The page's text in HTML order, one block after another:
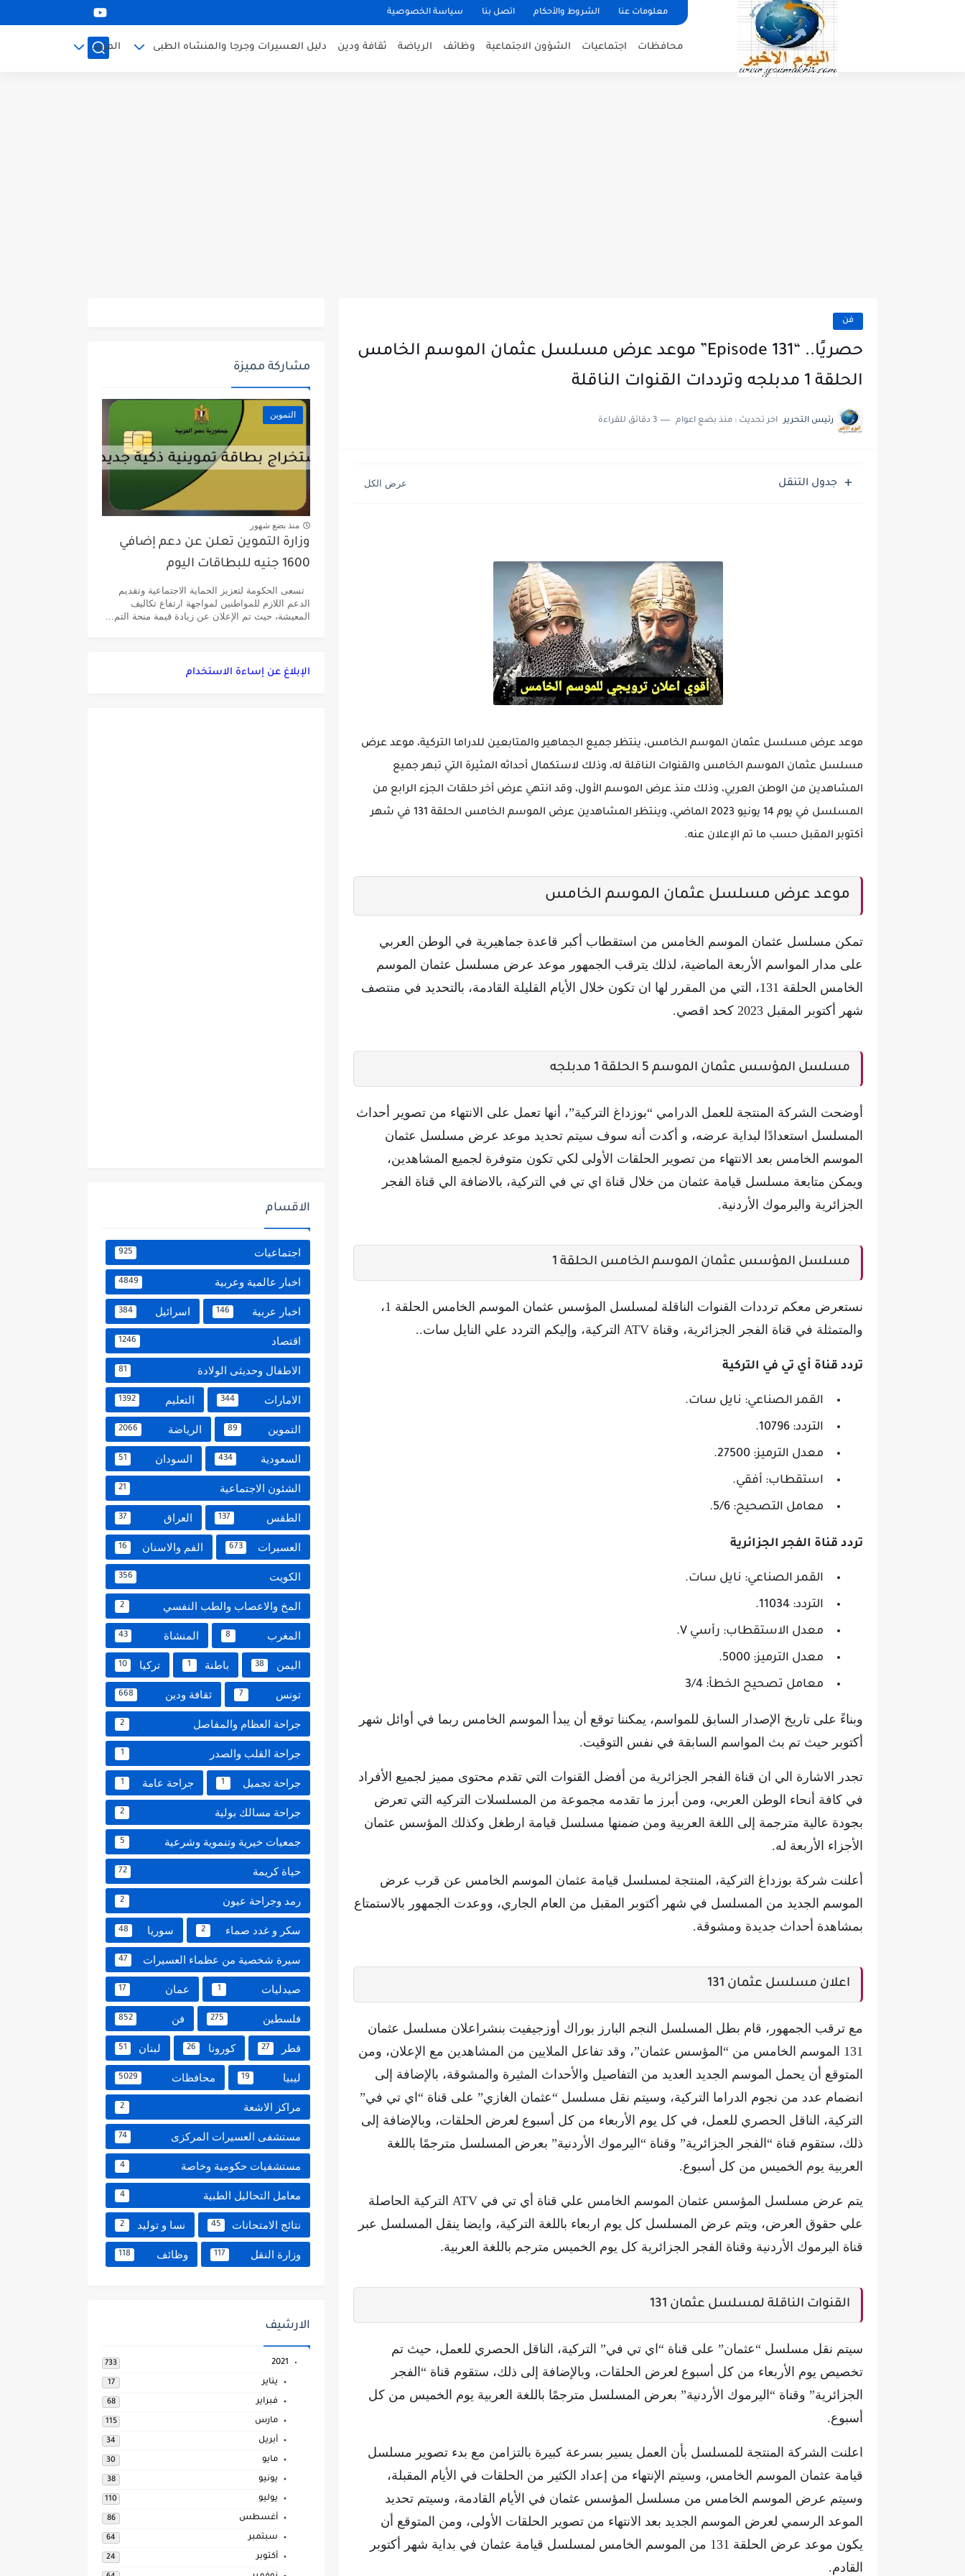
معلومات عنا الشروط والأحكام اتصل بنا سياسة الخصوصية
محافظات اجتماعيات الشؤون الاجتماعية وظائف الرياضة ثقافة ودين دليل العسيرات وجرجا والمنشاه الطبى المزيد
فن
حصريًا.. “Episode 131” موعد عرض مسلسل عثمان الموسم الخامس
الحلقة 1 مدبلجه وترددات القنوات الناقلة
رئيس التحرير اخر تحديث : منذ بضع اعوام 3 دقائق للقراءة
جدول التنقل
موعد عرض مسلسل عثمان الموسم الخامس، ينتظر جميع الجماهير والمتابعين للدراما التركية، موعد عرض
مسلسل عثمان الموسم الخامس والقنوات الناقلة له، وذلك لاستكمال أحداثه المثيرة التي تبهر جميع
المشاهدين من الوطن العربي، وذلك منذ عرض الموسم الأول، وقد انتهي عرض أخر حلقات الجزء الرابع من
المسلسل في يوم 14 يونيو 2023 الماضي، وينتظر المشاهدين عرض الموسم الخامس الحلقة 131 في شهر
أكتوبر المقبل حسب ما تم الإعلان عنه.
موعد عرض مسلسل عثمان الموسم الخامس
تمكن مسلسل عثمان الموسم الخامس من استقطاب أكبر قاعدة جماهيرية في الوطن العربي
على مدار المواسم الأربعة الماضية، لذلك يترقب الجمهور موعد عرض مسلسل عثمان الموسم
الخامس الحلقة 131، التي من المقرر لها ان تكون خلال الأيام القليلة القادمة، بالتحديد في منتصف
شهر أكتوبر المقبل 2023 كحد اقصي.
مسلسل المؤسس عثمان الموسم 5 الحلقة 1 مدبلجه
أوضحت الشركة المنتجة للعمل الدرامي “بوزداغ التركية”، أنها تعمل على الانتهاء من تصوير أحداث
المسلسل استعدادًا لبداية عرضه، و أكدت أنه سوف سيتم تحديد موعد عرض مسلسل عثمان
الموسم الخامس بعد الانتهاء من تصوير الحلقات الأولى لكي تكون متوفرة لجميع المشاهدين،
ويمكن متابعة مسلسل قيامة عثمان من خلال قناة اي تي في التركية، بالاضافة الي قناة الفجر
الجزائرية واليرموك الأردنية.
مسلسل المؤسس عثمان الموسم الخامس الحلقة 1
نستعرض معكم ترددات القنوات الناقلة لمسلسل المؤسس عثمان الموسم الخامس الحلقة 1،
والمتمثلة في قناة الفجر الجزائرية، وقناة ATV التركية، وإليكم التردد علي النايل سات..
تردد قناة أي تي في التركية
القمر الصناعي: نايل سات.
التردد: 10796.
معدل الترميز: 27500.
استقطاب: أفقي.
معامل التصحيح: 5/6.
تردد قناة الفجر الجزائرية
القمر الصناعي: نايل سات.
التردد: 11034.
معدل الاستقطاب: رأسي V.
معدل الترميز: 5000.
معامل تصحيح الخطأ: 3/4
وبناءً على تاريخ الإصدار السابق للمواسم، يمكننا توقع أن يبدأ الموسم الخامس ربما في أوائل شهر
أكتوبر حيث تم بث المواسم السابقة في نفس التوقيت.
تجدر الاشارة الي ان قناة الفجر الجزائرية من أفضل القنوات التي تقدم محتوى مميز لجميع الأفراد
في كافة أنحاء الوطن العربي، ومن أبرز ما تقدمه مجموعة من المسلسلات التركيه التي تعرض
بجودة عالية مترجمة إلى اللغة العربية ومن ضمنها مسلسل قيامة ارطغل وكذلك المؤسس عثمان
الأجزاء الأربعة له.
أعلنت شركة بوزداغ التركية، المنتجة لمسلسل قيامة عثمان الموسم الخامس عن قرب عرض
الموسم الجديد من المسلسل في شهر أكتوبر المقبل من العام الجاري، ووعدت الجمهور بالاستمتاع
بمشاهدة أحداث جديدة ومشوقة.
اعلان مسلسل عثمان 131
مع ترقب الجمهور، قام بطل المسلسل النجم البارز بوراك أوزجيفيت بنشراعلان مسلسل عثمان
131 الموسم الخامس من “المؤسس عثمان”، وقد تفاعل الملايين من المشاهدين مع الإعلان، ومن
المتوقع أن يحمل الموسم الجديد العديد من التفاصيل والأحداث المثيرة والمشوقة، بالإضافة إلى
انضمام عدد من نجوم الدراما التركية، وسيتم نقل مسلسل “عثمان الغازي” على قناة “اي تي في”
التركية، الناقل الحصري للعمل، في كل يوم الأربعاء من كل أسبوع لعرض الحلقات، وبالإضافة إلى
ذلك، ستقوم قناة “الفجر الجزائرية” وقناة “اليرموك الأردنية” بعرض المسلسل مترجمًا باللغة
العربية يوم الخميس من كل أسبوع.
يتم عرض مسلسل المؤسس عثمان الموسم الخامس علي قناة أي تي في ATV التركية الحاصلة
علي حقوق العرض، ويتم عرض المسلسل كل يوم اربعاء باللغة التركية، وايضا ينقل المسلسل عبر
قناة اليرموك الأردنية وقناة الفجر الجزائرية كل يوم الخميس مترجم باللغة العربية.
القنوات الناقلة لمسلسل عثمان 131
سيتم نقل مسلسل “عثمان” على قناة “اي تي في” التركية، الناقل الحصري للعمل، حيث تم
تخصيص يوم الأربعاء من كل أسبوع لعرض الحلقات، وبالإضافة إلى ذلك، ستقوم قناة “الفجر
الجزائرية” وقناة “اليرموك الأردنية” بعرض المسلسل مترجمًا باللغة العربية يوم الخميس من كل
أسبوع.
اعلنت الشركة المنتجة للمسلسل بأن العمل يسير بسرعة كبيرة بالتزامن مع بدء تصوير مسلسل
قيامة عثمان الموسم الخامس، وسيتم الإنتهاء من إعداد الكثير من الحلقات في الأيام المقبلة،
وسيتم عرض الموسم الخامس من مسلسل المؤسس عثمان في الأيام القادمة، وسيتم تحديد
الموعد الرسمي لعرض الموسم الجديد بعد الانتهاء من تصوير الحلقات الأولى، ومن المتوقع أن
يكون موعد عرض الحلقة 131 من الموسم الخامس لمسلسل قيامة عثمان في بداية شهر أكتوبر
القادم.
مشاركة مميزة
التموين
منذ بضع شهور
وزارة التموين تعلن عن دعم إضافي
1600 جنيه للبطاقات اليوم
تسعى الحكومة لتعزيز الحماية الاجتماعية وتقديم
الدعم اللازم للمواطنين لمواجهة ارتفاع تكاليف
المعيشة، حيث تم الإعلان عن زيادة قيمة منحة التم...
الإبلاغ عن إساءة الاستخدام
الاقسام
اجتماعيات 925
اخبار عالمية وعربية 4849
اخبار عربية 146 اسرائيل 384
اقتصاد 1246
الاطفال وحديثى الولادة 81
الامارات 344 التعليم 1392
التموين 89 الرياضة 2066
السعودية 434 السودان 51
الشئون الاجتماعية 21
الطقس 137 العراق 37
العسيرات 673 الفم والاسنان 16
الكويت 356
المخ والاعصاب والطب النفسي 2
المغرب 8 المنشاة 43
اليمن 38 باطنة 1 تركيا 10
تونس 7 ثقافة ودين 668
جراحة العظام والمفاصل 2
جراحة القلب والصدر 1
جراحة تجميل 1 جراحة عامة 1
جراحة مسالك بولية 2
جمعيات خيرية وتنموية وشرعية 5
حياة كريمة 72
رمد وجراحة عيون 2
سكر و غدد صماء 2 سوريا 48
سيرة شخصية من عظماء العسيرات 47
صيدليات 1 عمان 17
فلسطين 275 فن 852
قطر 27 كورونا 26 لبنان 51
ليبيا 19 محافظات 5029
مراكز الاشعة 2
مستشفى العسيرات المركزى 74
مستشفيات حكومية وخاصة 4
معامل التحاليل الطبية 4
نتائج الامتحانات 45 نسا و توليد 2
وزارة النقل 117 وظائف 118
الارشيف
2021
733
يناير 17
فبراير 68
مارس 115
أبريل 34
مايو 30
يونيو 38
يوليو 110
أغسطس 86
سبتمبر 64
أكتوبر 24